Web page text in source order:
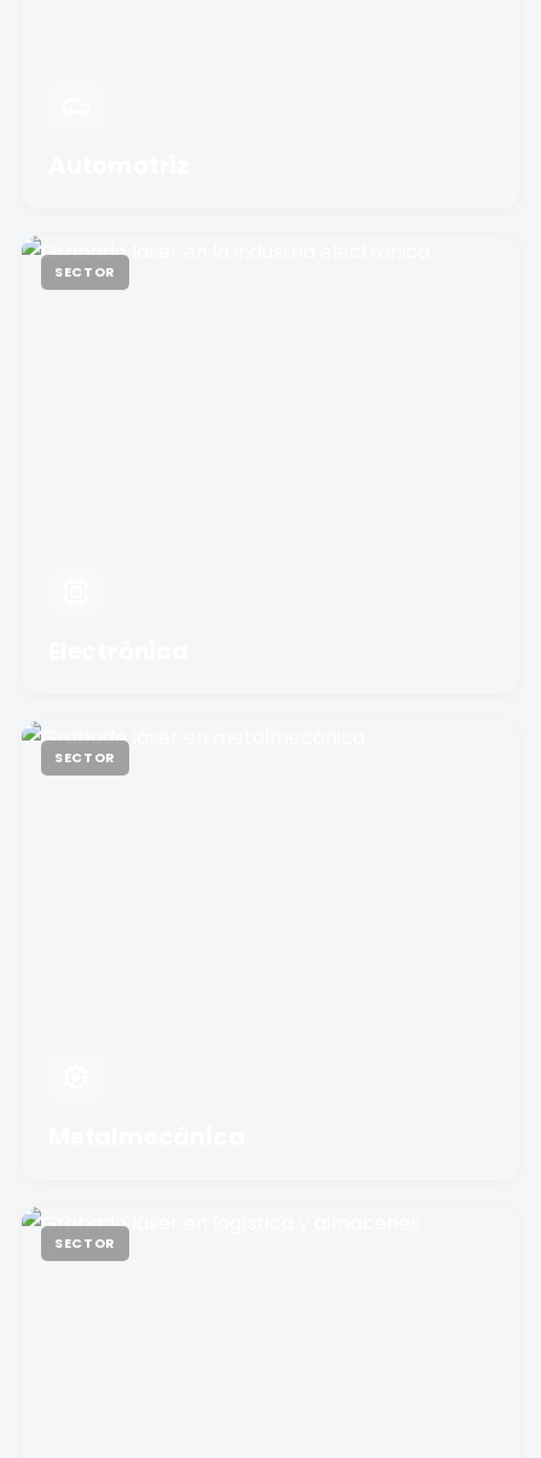
SECTOR
SECTOR
SECTOR